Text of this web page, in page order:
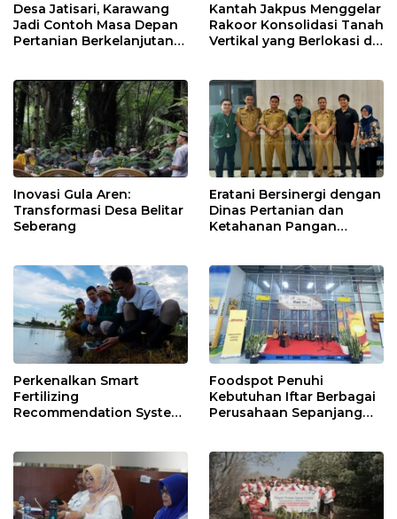
Desa Jatisari, Karawang
Jadi Contoh Masa Depan
Pertanian Berkelanjutan
Indonesia
Kantah Jakpus Menggelar
Rakoor Konsolidasi Tanah
Vertikal yang Berlokasi di
Inovasi Gula Aren:
Transformasi Desa Belitar
Seberang
Eratani Bersinergi dengan
Dinas Pertanian dan
Ketahanan Pangan
Indonesia
Perkenalkan Smart
Fertilizing
Recommendation System
Operasional Jawa Barat
Foodspot Penuhi
Kebutuhan Iftar Berbagai
Perusahaan Sepanjang